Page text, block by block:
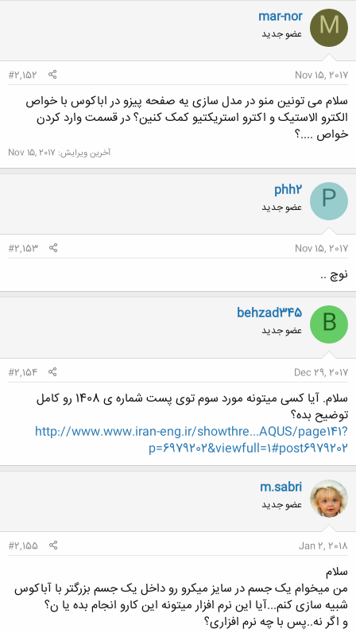
M
mar-nor
عضو جدید
Nov 15, 2017
#2,152
سلام می تونین منو در مدل سازی یه صفحه پیزو در اباکوس با خواص
الکترو الاستیک و اکترو استریکتیو کمک کنین؟ در قسمت وارد کردن
خواص ....؟
آخرین ویرایش: Nov 15, 2017
P
phh2
عضو جدید
Nov 15, 2017
#2,153
نوچ ..
B
behzad345
عضو جدید
Dec 29, 2017
#2,154
سلام. آیا کسی میتونه مورد سوم توی پست شماره ی 1408 رو کامل
توضیح بده؟
http://www.www.iran-eng.ir/showthre...AQUS/page141?
p=6979202&viewfull=1#post6979202
m.sabri
عضو جدید
Jan 2, 2018
#2,155
سلام
من میخوام یک جسم در سایز میکرو رو داخل یک جسم بزرگتر با آباکوس
شبیه سازی کنم...آیا این نرم افزار میتونه این کارو انجام بده یا ن؟
و اگر نه..پس با چه نرم افزاری؟